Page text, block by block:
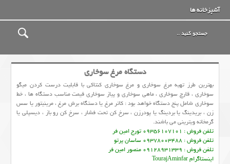
آشپزخانه ها
دستگاه مرغ سوخاری
بهترین طرز تهیه مرغ سوخاری و مرغ سوخاری کنتاکی با قابلیت درست کردن میگو
سوخاری ، قارچ سوخاری ، ماهی سوخاری و پیاز سوخاری قیمت مناسب دستگاه ها ، خط
سوخاری شامل پنج دستگاه خواهد بود : کاتر مرغ یا دستگاه برش مرغ ، مرینیتور یا سس
زن ، بریدینگ یا بردینگ یا پودرزن ، سرخ کن تحت فشار ، سرخ کن رو باز ، دیسپلی یا
گرمخانه ویترینی می باشند.
تلفن فروش : 09356107101 تورج امین فر
تلفن فروش : 09378003488 ساسان پرتو
تلفن فروش : 09128931339 منصور امین فر
اینستاگرام TourajAminfar